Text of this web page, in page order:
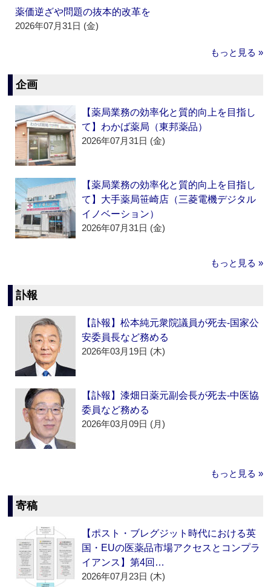
薬価逆ざや問題の抜本的改革を
2026年07月31日 (金)
もっと見る »
企画
【薬局業務の効率化と質的向上を目指し
て】わかば薬局（東邦薬品）
2026年07月31日 (金)
【薬局業務の効率化と質的向上を目指し
て】大手薬局笹崎店（三菱電機デジタル
イノベーション）
2026年07月31日 (金)
もっと見る »
訃報
【訃報】松本純元衆院議員が死去‐国家公
安委員長など務める
2026年03月19日 (木)
【訃報】漆畑日薬元副会長が死去‐中医協
委員など務める
2026年03月09日 (月)
もっと見る »
寄稿
【ポスト・ブレグジット時代における英
国・EUの医薬品市場アクセスとコンプラ
イアンス】第4回…
2026年07月23日 (木)